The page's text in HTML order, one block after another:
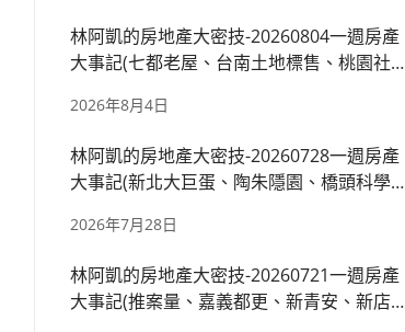
林阿凱的房地產大密技-20260804一週房產
大事記(七都老屋、台南土地標售、桃園社
2026年8月4日
林阿凱的房地產大密技-20260728一週房產
大事記(新北大巨蛋、陶朱隱園、橋頭科學園
2026年7月28日
林阿凱的房地產大密技-20260721一週房產
大事記(推案量、嘉義都更、新青安、新店十